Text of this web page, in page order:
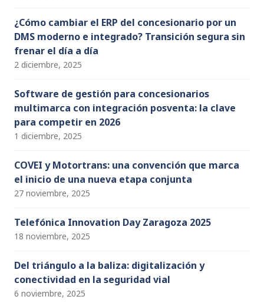
¿Cómo cambiar el ERP del concesionario por un
DMS moderno e integrado? Transición segura sin
frenar el día a día
2 diciembre, 2025
Software de gestión para concesionarios
multimarca con integración posventa: la clave
para competir en 2026
1 diciembre, 2025
COVEI y Motortrans: una convención que marca
el inicio de una nueva etapa conjunta
27 noviembre, 2025
Telefónica Innovation Day Zaragoza 2025
18 noviembre, 2025
Del triángulo a la baliza: digitalización y
conectividad en la seguridad vial
6 noviembre, 2025